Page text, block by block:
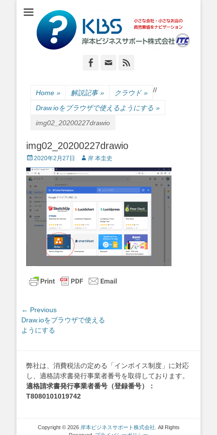
岸本ビジネスサポ
ート株式会社
小さな会社・小さなお店のIT経営をナビゲーション
Facebook
Email
Home » 解説記事 » /
クラウド » /
Draw.ioをブラウザで使えるようにする »
img02_20200227drawio
img02_20200227drawio
Posted
on
2020年2月27日 Author
岸 本圭史
投
稿
ナ
ー
シ
ョ
← Previous
Previous
post:
Draw.ioをブラウザで使える
ようにする
弊社は、消費税法の定める「インボイス制度」に対応
し、適格請求書発行事業者番号を取得しております。
適格請求書発行事業者番号（登録番号）：
T8080101019742
Copyright © 2026 岸本ビジネスサポート株式会社 . All Rights